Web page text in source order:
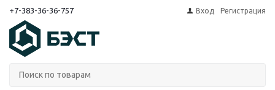
+7-383-36-36-757 Вход Регистрация